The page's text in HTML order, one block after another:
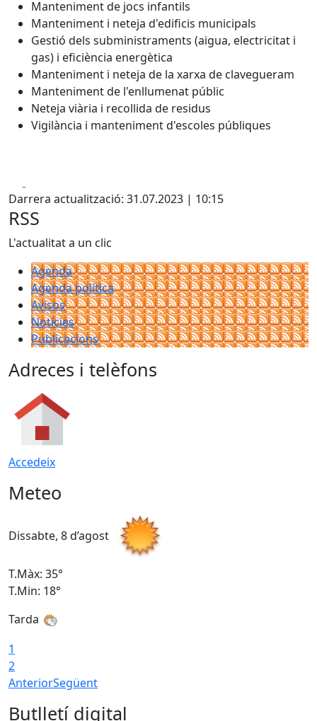
Manteniment de jocs infantils
Manteniment i neteja d'edificis municipals
Gestió dels subministraments (aigua, electricitat i
gas) i eficiència energètica
Manteniment i neteja de la xarxa de clavegueram
Manteniment de l'enllumenat públic
Neteja viària i recollida de residus
Vigilància i manteniment d'escoles públiques
Darrera actualització: 31.07.2023 | 10:15
RSS
L'actualitat a un clic
Agenda
Agenda política
Avisos
Notícies
Publicacions
Adreces i telèfons
Accedeix
Meteo
Dissabte, 8 d’agost
T.Màx: 35°
T.Min: 18°
Tarda
1
2
AnteriorSegüent
Butlletí digital